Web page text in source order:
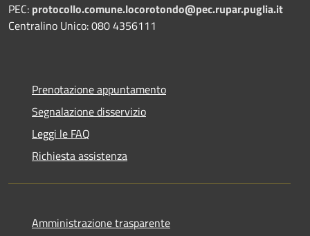
PEC: protocollo.comune.locorotondo@pec.rupar.puglia.it
Centralino Unico: 080 4356111
Prenotazione appuntamento
Segnalazione disservizio
Leggi le FAQ
Richiesta assistenza
Amministrazione trasparente